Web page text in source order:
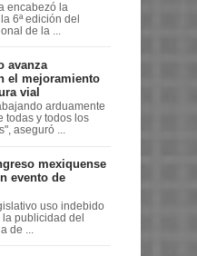
encabezó la
6ª edición del
de la ...
avanza
el mejoramiento
vial
arduamente
todas y todos los
aseguró ...
mexiquense
evento de
uso indebido
publicidad del
de ...